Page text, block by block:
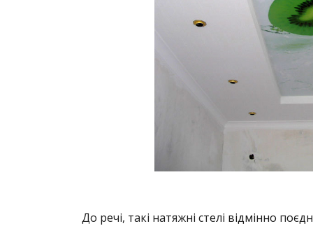
До речі, такі натяжні стелі відмінно